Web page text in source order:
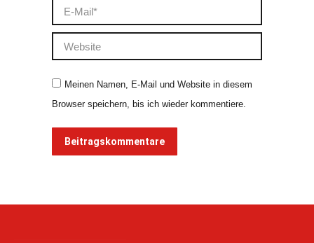
E-Mail *
Website
Meinen Namen, E-Mail und Website in diesem
Browser speichern, bis ich wieder kommentiere.
Beitragskommentare